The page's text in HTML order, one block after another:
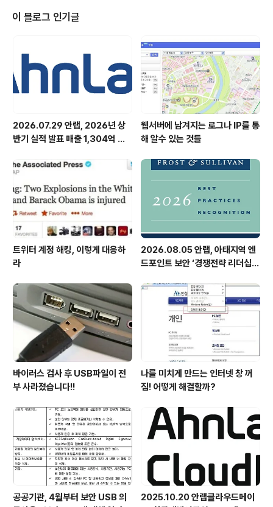
며 테스트를 하는 것이라고 합니다. 아무리 자유로운 분위
기의 근무환경을 자랑하는 안철수연구소지만, 근무 시간에
이 블로그 인기글
2026.07.29 안랩, 2026년 상
반기 실적 발표 매출 1,304억 원,
웹서버에 남겨지는 로그나 IP를 통
해 알수 있는 것들
트위터 계정 해킹, 이렇게 대응하
라
2026.08.05 안랩, 아태지역 엔
드포인트 보안 ‘경쟁전략 리더십’
바이러스 검사 후 USB파일이 전
부 사라졌습니다!!
나를 미치게 만드는 인터넷 창 꺼
짐! 어떻게 해결할까?
공공기관, 4월부터 보안 USB 의
2025.10.20 안랩클라우드메이